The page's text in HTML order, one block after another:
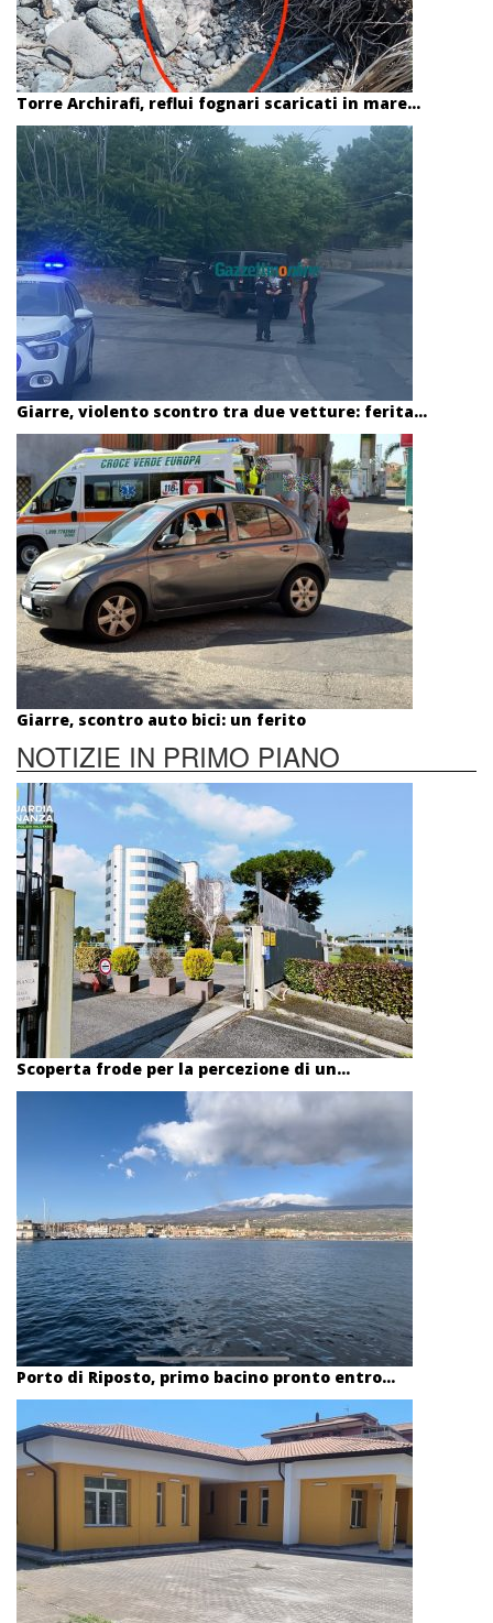
Torre Archirafi, reflui fognari scaricati in mare...
Giarre, violento scontro tra due vetture: ferita...
Giarre, scontro auto bici: un ferito
NOTIZIE IN PRIMO PIANO
Scoperta frode per la percezione di un...
Porto di Riposto, primo bacino pronto entro...